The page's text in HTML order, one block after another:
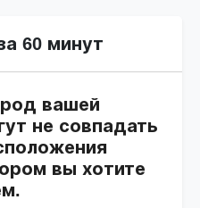
60 минут
вашей
не совпадать
вы хотите